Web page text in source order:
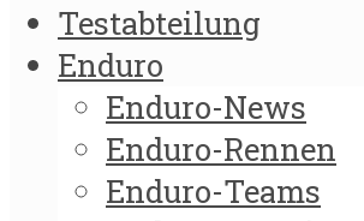
Testabteilung
Enduro
Enduro-News
Enduro-Rennen
Enduro-Teams